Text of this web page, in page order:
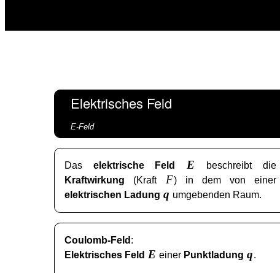
Elektrisches Feld
E-Feld
Das elektrische Feld E
beschreibt die
Kraftwirkung (Kraft F) in dem von einer
elektrischen Ladung q umgebenden Raum.
Coulomb-Feld :
Elektrisches Feld E einer Punktladung q.